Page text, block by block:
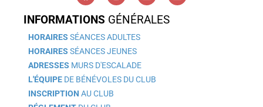
INFORMATIONS GÉNÉRALES
HORAIRESSÉANCES ADULTES
HORAIRES SÉANCES JEUNES
ADRESSES MURS D'ESCALADE
L'ÉQUIPE DE BÉNÉVOLES DU CLUB
INSCRIPTION AU CLUB